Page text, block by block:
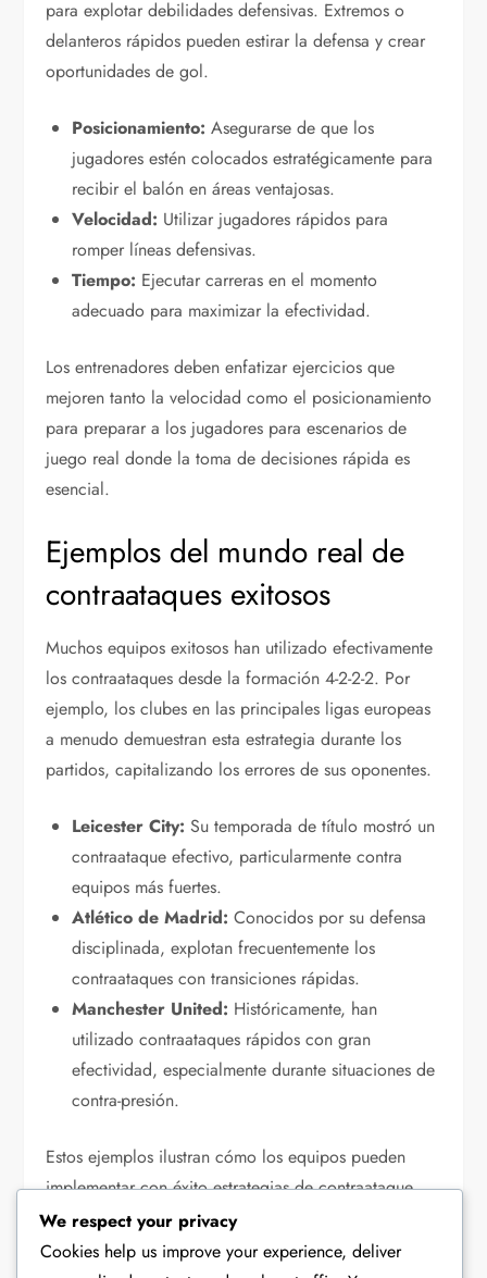
para explotar debilidades defensivas. Extremos o
delanteros rápidos pueden estirar la defensa y crear
oportunidades de gol.
Posicionamiento: Asegurarse de que los
jugadores estén colocados estratégicamente para
recibir el balón en áreas ventajosas.
Velocidad: Utilizar jugadores rápidos para
romper líneas defensivas.
Tiempo: Ejecutar carreras en el momento
adecuado para maximizar la efectividad.
Los entrenadores deben enfatizar ejercicios que
mejoren tanto la velocidad como el posicionamiento
para preparar a los jugadores para escenarios de
juego real donde la toma de decisiones rápida es
esencial.
Ejemplos del mundo real de
contraataques exitosos
Muchos equipos exitosos han utilizado efectivamente
los contraataques desde la formación 4-2-2-2. Por
ejemplo, los clubes en las principales ligas europeas
a menudo demuestran esta estrategia durante los
partidos, capitalizando los errores de sus oponentes.
Leicester City: Su temporada de título mostró un
contraataque efectivo, particularmente contra
equipos más fuertes.
Atlético de Madrid: Conocidos por su defensa
disciplinada, explotan frecuentemente los
contraataques con transiciones rápidas.
Manchester United: Históricamente, han
utilizado contraataques rápidos con gran
efectividad, especialmente durante situaciones de
contra-presión.
Estos ejemplos ilustran cómo los equipos pueden
implementar con éxito estrategias de contraataque,
enfatizando la importancia de la velocidad, el
posicionamiento y el trabajo en equipo en la
We respect your privacy
Cookies help us improve your experience, deliver